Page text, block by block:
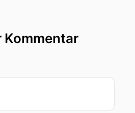
Kommentar